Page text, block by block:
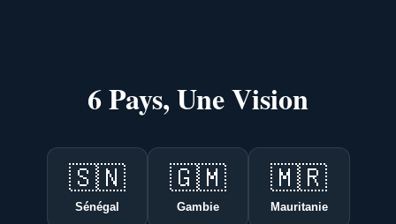
6 Pays, Une Vision
🇸🇳
Sénégal
🇬🇲
Gambie
🇲🇷
Mauritanie